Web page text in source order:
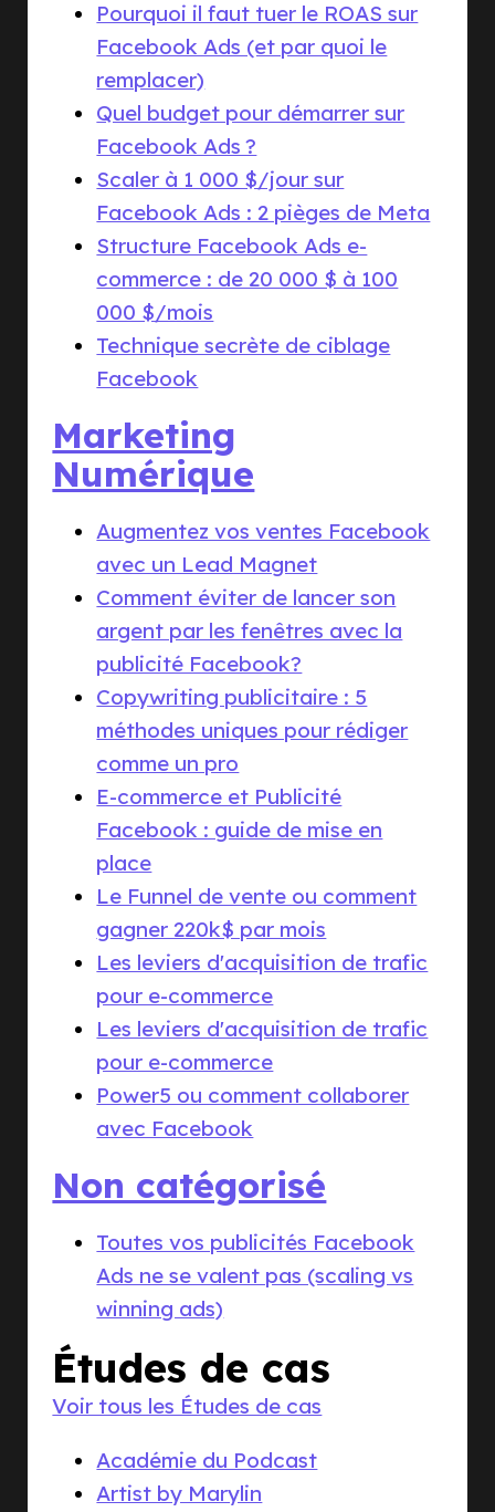
Pourquoi il faut tuer le ROAS sur
Facebook Ads (et par quoi le
remplacer)
Quel budget pour démarrer sur
Facebook Ads ?
Scaler à 1 000 $/jour sur
Facebook Ads : 2 pièges de Meta
Structure Facebook Ads e-
commerce : de 20 000 $ à 100
000 $/mois
Technique secrète de ciblage
Facebook
Marketing
Numérique
Augmentez vos ventes Facebook
avec un Lead Magnet
Comment éviter de lancer son
argent par les fenêtres avec la
publicité Facebook?
Copywriting publicitaire : 5
méthodes uniques pour rédiger
comme un pro
E-commerce et Publicité
Facebook : guide de mise en
place
Le Funnel de vente ou comment
gagner 220k$ par mois
Les leviers d'acquisition de trafic
pour e-commerce
Les leviers d'acquisition de trafic
pour e-commerce
Power5 ou comment collaborer
avec Facebook
Non catégorisé
Toutes vos publicités Facebook
Ads ne se valent pas (scaling vs
winning ads)
Études de cas
Voir tous les Études de cas
Académie du Podcast
Artist by Marylin